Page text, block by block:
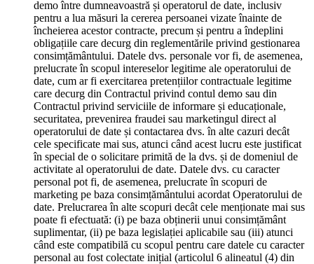
demo între dumneavoastră și operatorul de date, inclusiv
pentru a lua măsuri la cererea persoanei vizate înainte de
încheierea acestor contracte, precum și pentru a îndeplini
obligațiile care decurg din reglementările privind gestionarea
consimțământului. Datele dvs. personale vor fi, de asemenea,
prelucrate în scopul intereselor legitime ale operatorului de
date, cum ar fi exercitarea pretențiilor contractuale legitime
care decurg din Contractul privind contul demo sau din
Contractul privind serviciile de informare și educaționale,
securitatea, prevenirea fraudei sau marketingul direct al
operatorului de date și contactarea dvs. în alte cazuri decât
cele specificate mai sus, atunci când acest lucru este justificat
în special de o solicitare primită de la dvs. și de domeniul de
activitate al operatorului de date. Datele dvs. cu caracter
personal pot fi, de asemenea, prelucrate în scopuri de
marketing pe baza consimțământului acordat Operatorului de
date. Prelucrarea în alte scopuri decât cele menționate mai sus
poate fi efectuată: (i) pe baza obținerii unui consimțământ
suplimentar, (ii) pe baza legislației aplicabile sau (iii) atunci
când este compatibilă cu scopul pentru care datele cu caracter
personal au fost colectate inițial (articolul 6 alineatul (4) din